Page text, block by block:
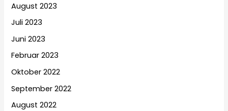
August 2023
Juli 2023
Juni 2023
Februar 2023
Oktober 2022
September 2022
August 2022